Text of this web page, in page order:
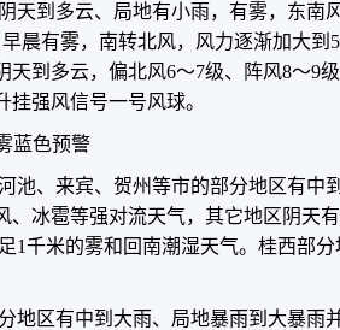
天到多云、局地有小雨，有雾，东南
晨有雾，南转北风，风力逐渐加大到
天到多云，偏北风6～7级、阵风8～9
挂强风信号一号风球。
蓝色预警
池、来宾、贺州等市的部分地区有中
、冰雹等强对流天气，其它地区阴天
1千米的雾和回南潮湿天气。桂西部分
地区有中到大雨、局地暴雨到大暴雨